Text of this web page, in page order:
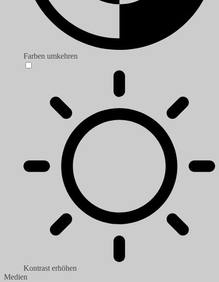
Farben umkehren
Kontrast erhöhen
Medien